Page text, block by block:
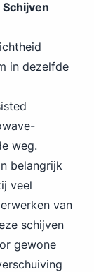
in dezelfde
weg.
belangrijk
veel
van
schijven
gewone